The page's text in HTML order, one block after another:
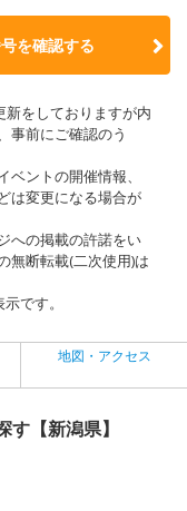
を確認する
をしておりますが内
事前にご確認のう
ントの開催情報、
は変更になる場合が
への掲載の許諾をい
無断転載(二次使用)は
です。
地図・アクセス
【新潟県】